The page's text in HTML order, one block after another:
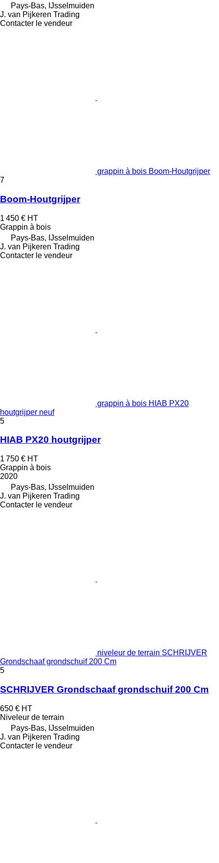
Pays-Bas, IJsselmuiden
J. van Pijkeren Trading
Contacter le vendeur
grappin à bois Boom-Houtgrijper
7
Boom-Houtgrijper
1 450 € HT
Grappin à bois
Pays-Bas, IJsselmuiden
J. van Pijkeren Trading
Contacter le vendeur
grappin à bois HIAB PX20
houtgrijper neuf
5
HIAB PX20 houtgrijper
1 750 € HT
Grappin à bois
2020
Pays-Bas, IJsselmuiden
J. van Pijkeren Trading
Contacter le vendeur
niveleur de terrain SCHRIJVER
Grondschaaf grondschuif 200 Cm
5
SCHRIJVER Grondschaaf grondschuif 200 Cm
650 € HT
Niveleur de terrain
Pays-Bas, IJsselmuiden
J. van Pijkeren Trading
Contacter le vendeur